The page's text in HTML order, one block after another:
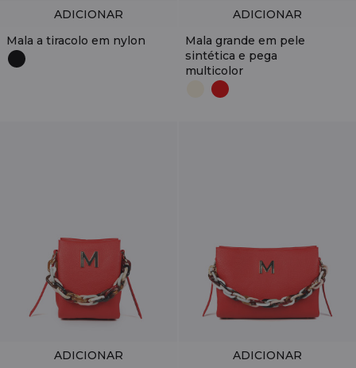
Mala a tiracolo em nylon
ADICIONAR
Mala grande em pele
sintética e pega
multicolor
ADICIONAR
ADICIONAR
ADICIONAR